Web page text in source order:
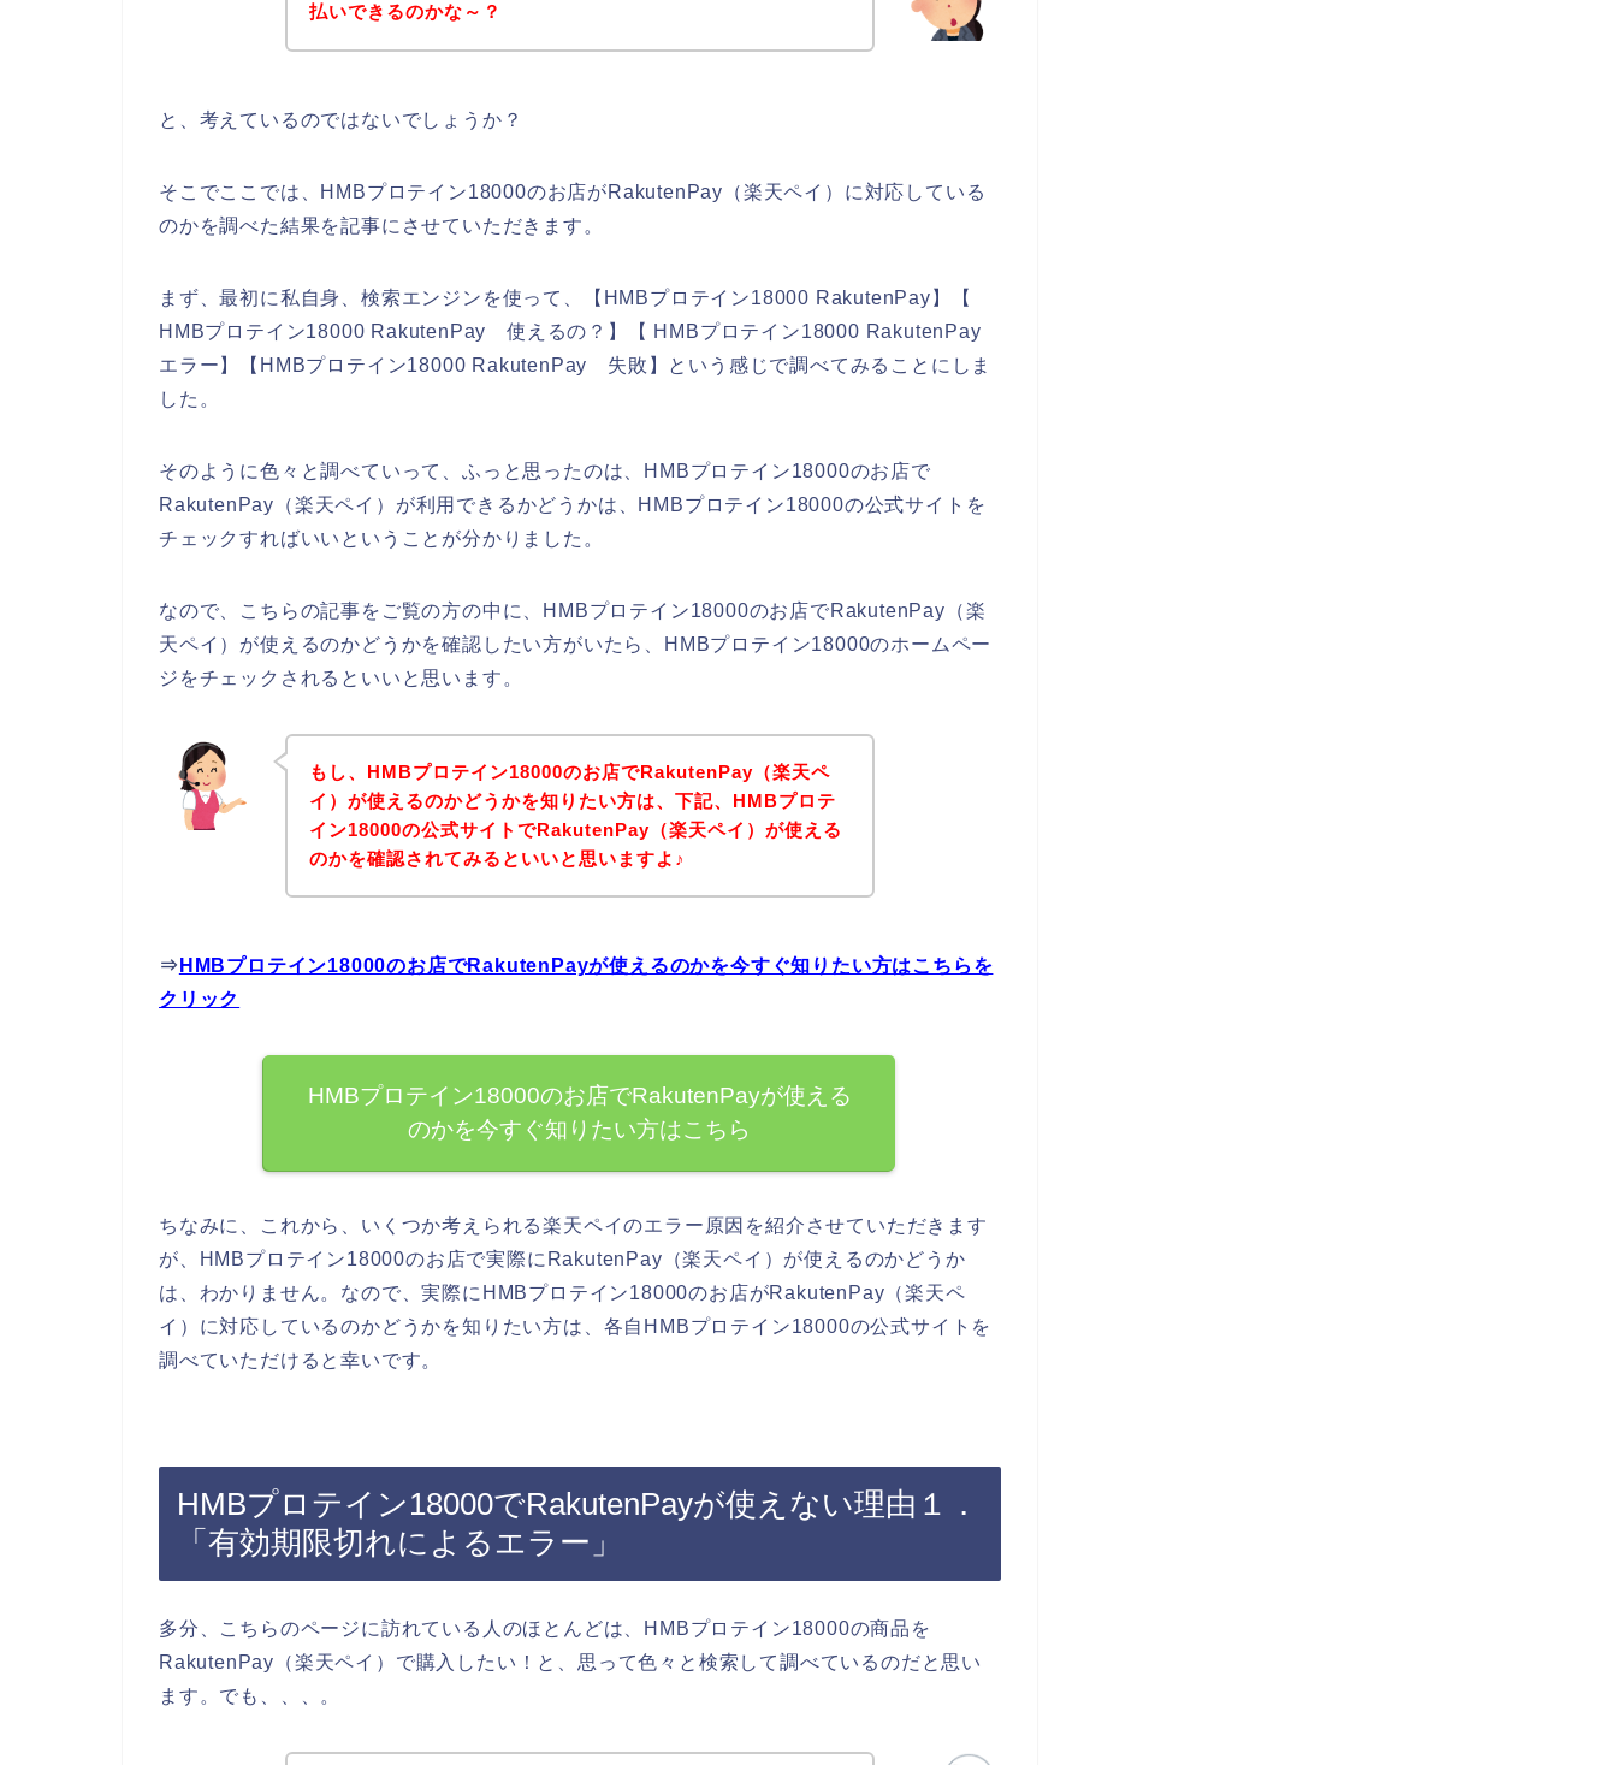
払いできるのかな～？
と、考えているのではないでしょうか？
そこでここでは、HMBプロテイン18000のお店がRakutenPay（楽天ペイ）に対応している
のかを調べた結果を記事にさせていただきます。
まず、最初に私自身、検索エンジンを使って、【HMBプロテイン18000 RakutenPay】【
HMBプロテイン18000 RakutenPay 使えるの？】【 HMBプロテイン18000 RakutenPay
エラー】【HMBプロテイン18000 RakutenPay 失敗】という感じで調べてみることにしま
した。
そのように色々と調べていって、ふっと思ったのは、HMBプロテイン18000のお店で
RakutenPay（楽天ペイ）が利用できるかどうかは、HMBプロテイン18000の公式サイトを
チェックすればいいということが分かりました。
なので、こちらの記事をご覧の方の中に、HMBプロテイン18000のお店でRakutenPay（楽
天ペイ）が使えるのかどうかを確認したい方がいたら、HMBプロテイン18000のホームペー
ジをチェックされるといいと思います。
もし、HMBプロテイン18000のお店でRakutenPay（楽天ペ
イ）が使えるのかどうかを知りたい方は、下記、HMBプロテ
イン18000の公式サイトでRakutenPay（楽天ペイ）が使える
のかを確認されてみるといいと思いますよ♪
⇒ HMBプロテイン18000のお店でRakutenPayが使えるのかを今すぐ知りたい方はこちらを
クリック
HMBプロテイン18000のお店でRakutenPayが使える
のかを今すぐ知りたい方はこちら
ちなみに、これから、いくつか考えられる楽天ペイのエラー原因を紹介させていただきます
が、HMBプロテイン18000のお店で実際にRakutenPay（楽天ペイ）が使えるのかどうか
は、わかりません。なので、実際にHMBプロテイン18000のお店がRakutenPay（楽天ペ
イ）に対応しているのかどうかを知りたい方は、各自HMBプロテイン18000の公式サイトを
調べていただけると幸いです。
HMBプロテイン18000でRakutenPayが使えない理由１．
「有効期限切れによるエラー」
多分、こちらのページに訪れている人のほとんどは、HMBプロテイン18000の商品を
RakutenPay（楽天ペイ）で購入したい！と、思って色々と検索して調べているのだと思い
ます。でも、、、。